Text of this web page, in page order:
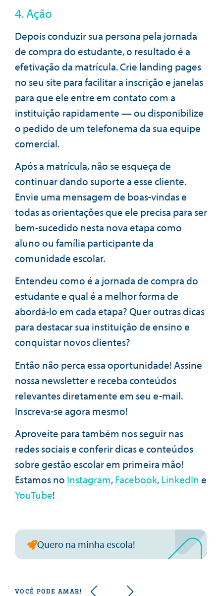
4. Ação
Depois conduzir sua persona pela jornada
de compra do estudante, o resultado é a
efetivação da matrícula. Crie landing pages
no seu site para facilitar a inscrição e janelas
para que ele entre em contato com a
instituição rapidamente — ou disponibilize
o pedido de um telefonema da sua equipe
comercial.
Após a matrícula, não se esqueça de
continuar dando suporte a esse cliente.
Envie uma mensagem de boas-vindas e
todas as orientações que ele precisa para ser
bem-sucedido nesta nova etapa como
aluno ou família participante da
comunidade escolar.
Entendeu como é a jornada de compra do
estudante e qual é a melhor forma de
abordá-lo em cada etapa? Quer outras dicas
para destacar sua instituição de ensino e
conquistar novos clientes?
Então não perca essa oportunidade! Assine
nossa newsletter e receba conteúdos
relevantes diretamente em seu e-mail.
Inscreva-se agora mesmo!
Aproveite para também nos seguir nas
redes sociais e conferir dicas e conteúdos
sobre gestão escolar em primeira mão!
Estamos no Instagram,Facebook,LinkedIne
YouTube!
Quero na minha escola!
VOCÊ PODE AMAR!